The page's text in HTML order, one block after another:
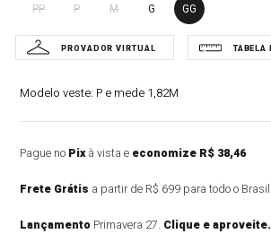
PP P M G GG
Modelo veste: P e mede 1,82M
Pague no Pixà vista e economize R$ 38,46
Frete Grátis a partir de R$ 699 para todo o Brasil
Lançamento Primavera 27. Clique e aproveite.